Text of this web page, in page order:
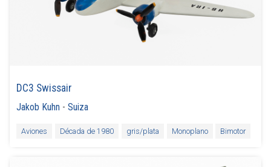
DC3 Swissair
Jakob Kuhn -Suiza
Aviones Década de 1980 gris/plata Monoplano Bimotor